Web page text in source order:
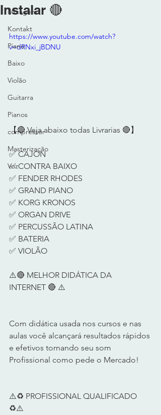
MIxagem
Kontakt
Piano
Baixo
Violão
Guitarra
Pianos
compressor
Masterização
Voz
Instalar 🔴
https://www.youtube.com/watch?
v=dRNxi_jBDNU
【🔴 Veja abaixo todas Livrarias 🔴】
✅ CAJON
✅ CONTRA BAIXO
✅ FENDER RHODES
✅ GRAND PIANO
✅ KORG KRONOS
✅ ORGAN DRIVE
✅ PERCUSSÃO LATINA
✅ BATERIA
✅ VIOLÃO
⚠️🔴 MELHOR DIDÁTICA DA
INTERNET 🔴 ⚠️
Com didática usada nos cursos e nas
aulas você alcançará resultados rápidos
e efetivos tornando seu som
Profissional como pede o Mercado!
⚠️♻️ PROFISSIONAL QUALIFICADO
♻️⚠️